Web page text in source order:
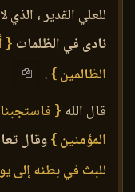
للعلي القدير ، الذي
نادى في الظلمات {
الظالمين }.
قال الله {
المؤمنين }وقال
للبث في بطنه إلى